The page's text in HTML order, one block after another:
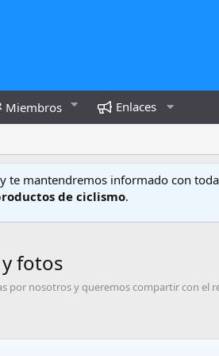
Miembros Enlaces
y te mantendremos informado con
de ciclismo.
fotos
por nosotros y queremos compartir con el